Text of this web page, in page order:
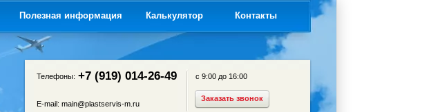
Телефоны: +7 (919) 014-26-49
E-mail: main@plastservis-m.ru
с 9:00 до 16:00
Заказать звонок
Полезная информация Калькулятор Контакты